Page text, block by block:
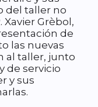
del taller no
Xavier Grèbol,
de
las nuevas
al taller, junto
de servicio
y sus